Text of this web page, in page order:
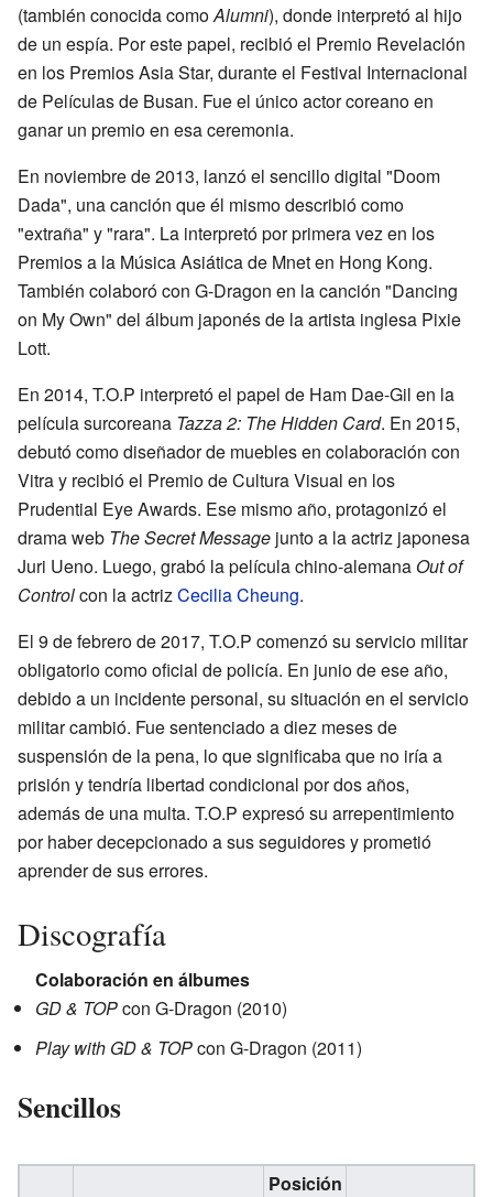
(también conocida comoAlumni), donde interpretó al hijo
de un espía. Por este papel, recibió el Premio Revelación
en los Premios Asia Star, durante el Festival Internacional
de Películas de Busan. Fue el único actor coreano en
ganar un premio en esa ceremonia.
En noviembre de 2013, lanzó el sencillo digital "Doom
Dada", una canción que él mismo describió como
"extraña" y "rara". La interpretó por primera vez en los
Premios a la Música Asiática de Mnet en Hong Kong.
También colaboró con G-Dragon en la canción "Dancing
on My Own" del álbum japonés de la artista inglesa Pixie
Lott.
En 2014, T.O.P interpretó el papel de Ham Dae-Gil en la
película surcoreana Tazza 2: The Hidden Card. En 2015,
debutó como diseñador de muebles en colaboración con
Vitra y recibió el Premio de Cultura Visual en los
Prudential Eye Awards. Ese mismo año, protagonizó el
drama web The Secret Message junto a la actriz japonesa
Juri Ueno. Luego, grabó la película chino-alemana Out of
Controlcon la actrizCecilia Cheung.
El 9 de febrero de 2017, T.O.P comenzó su servicio militar
obligatorio como oficial de policía. En junio de ese año,
debido a un incidente personal, su situación en el servicio
militar cambió. Fue sentenciado a diez meses de
suspensión de la pena, lo que significaba que no iría a
prisión y tendría libertad condicional por dos años,
además de una multa. T.O.P expresó su arrepentimiento
por haber decepcionado a sus seguidores y prometió
aprender de sus errores.
Discografía
Colaboración en álbumes
GD & TOPcon G-Dragon (2010)
Play with GD & TOPcon G-Dragon (2011)
Sencillos
Posición